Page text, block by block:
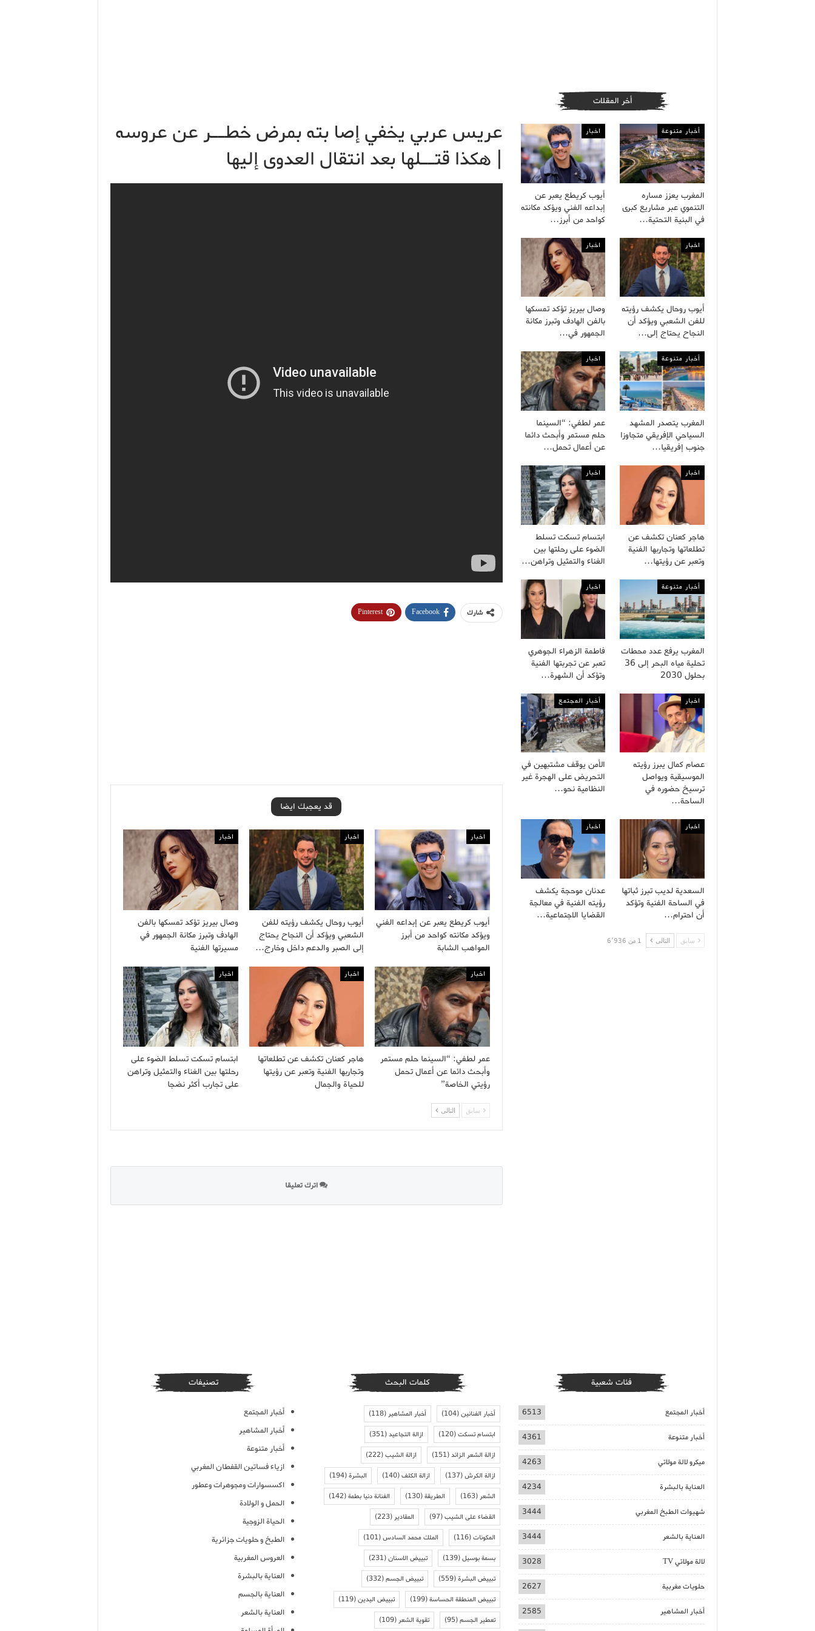
عريس عربي يخفي إصا بته بمرض خطــر عن عروسه
| هكذا قتــلها بعد انتقال العدوى إليها
شارك Facebook
Pinterest
قد يعجبك ايضا
اخبار
أيوب كريطع يعبر عن إبداعه الفني
ويؤكد مكانته كواحد من أبرز
المواهب الشابة
اخبار
أيوب روحال يكشف رؤيته للفن
الشعبي ويؤكد أن النجاح يحتاج
إلى الصبر والدعم داخل وخارج…
اخبار
وصال بيريز تؤكد تمسكها بالفن
الهادف وتبرز مكانة الجمهور في
مسيرتها الفنية
اخبار
عمر لطفي: “السينما حلم مستمر
وأبحث دائما عن أعمال تحمل
رؤيتي الخاصة”
اخبار
هاجر كعنان تكشف عن تطلعاتها
وتجاربها الفنية وتعبر عن رؤيتها
للحياة والجمال
اخبار
ابتسام تسكت تسلط الضوء على
رحلتها بين الغناء والتمثيل وتراهن
على تجارب أكثر نضجا
سابق التالى
اترك تعليقا
أخر المقلات
أخبار متنوعة
المغرب يعزز مساره
التنموي عبر مشاريع كبرى
في البنية التحتية…
اخبار
أيوب كريطع يعبر عن
إبداعه الفني ويؤكد مكانته
كواحد من أبرز…
اخبار
أيوب روحال يكشف رؤيته
للفن الشعبي ويؤكد أن
النجاح يحتاج إلى…
اخبار
وصال بيريز تؤكد تمسكها
بالفن الهادف وتبرز مكانة
الجمهور في…
أخبار متنوعة
المغرب يتصدر المشهد
السياحي الإفريقي متجاوزا
جنوب إفريقيا…
اخبار
عمر لطفي: “السينما
حلم مستمر وأبحث دائما
عن أعمال تحمل…
اخبار
هاجر كعنان تكشف عن
تطلعاتها وتجاربها الفنية
وتعبر عن رؤيتها…
اخبار
ابتسام تسكت تسلط
الضوء على رحلتها بين
الغناء والتمثيل وتراهن…
أخبار متنوعة
المغرب يرفع عدد محطات
تحلية مياه البحر إلى 36
بحلول 2030
اخبار
فاطمة الزهراء الجوهري
تعبر عن تجربتها الفنية
وتؤكد أن الشهرة…
اخبار
عصام كمال يبرز رؤيته
الموسيقية ويواصل
ترسيخ حضوره في
الساحة…
أخبار المجتمع
الأمن يوقف مشتبهين في
التحريض على الهجرة غير
النظامية نحو…
اخبار
السعدية لديب تبرز ثباتها
في الساحة الفنية وتؤكد
أن احترام…
اخبار
عدنان موحجة يكشف
رؤيته الفنية في معالجة
القضايا الاجتماعية…
سابق التالى 1 من 6٬936
فئات شعبية
أخبار المجتمع 6513
أخبار متنوعة 4361
ميكرو لالة مولاتي 4263
العناية بالبشرة 4234
شهيوات الطبخ المغربي 3444
العناية بالشعر 3444
لالة مولاتي TV 3028
حلويات مغربية 2627
أخبار المشاهير 2585
كلمات البحث
أخبار الفنانين(104) أخبار المشاهير(118)
ابتسام تسكت(120) ازالة التجاعيد(351)
ازالة الشعر الزائد(151) ازالة الشيب(222)
ازالة الكرش(137) ازالة الكلف(140) البشرة(194)
الشعر(163) الطريقة(130) الفنانة دنيا بطمة(142)
القضاء على الشيب(97) المقادير(223)
المكونات(116) الملك محمد السادس(101)
بسمة بوسيل(139) تبييض الاسنان(231)
تبييض البشرة(559) تبييض الجسم(332)
تبييض المنطقة الحساسة(199) تبييض اليدين(119)
تعطير الجسم(95) تقوية الشعر(109)
تصنيفات
أخبار المجتمع
أخبار المشاهير
أخبار متنوعة
ازياء فساتين القفطان المغربي
اكسسوارات ومجوهرات وعطور
الحمل و الولادة
الحياة الزوجية
الطبخ و حلويات جزائرية
العروس المغربية
العناية بالبشرة
العناية بالجسم
العناية بالشعر